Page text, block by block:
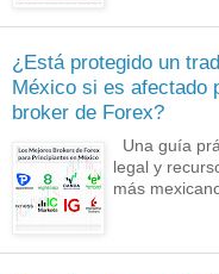
¿Está protegido un
México si es afectado
broker de Forex?
Una guía
legal y
más